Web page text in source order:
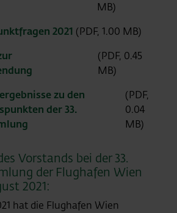
MB)
2021 (PDF, 1.00 MB)
(PDF, 0.45
MB)
zu den
der 33.
(PDF,
0.04
MB)
Vorstands bei der 33.
der Flughafen Wien
2021:
hat die Flughafen Wien